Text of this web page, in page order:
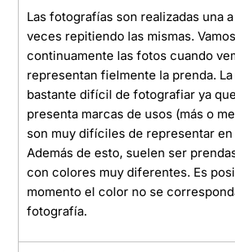
Las fotografías son realizadas una
veces repitiendo las mismas.
continuamente las fotos cuando
representan fielmente la prenda.
bastante difícil de fotografiar ya
presenta marcas de usos (más o
son muy difíciles de representar
Además de esto, suelen ser
con colores muy diferentes. Es
momento el color no se
fotografía.